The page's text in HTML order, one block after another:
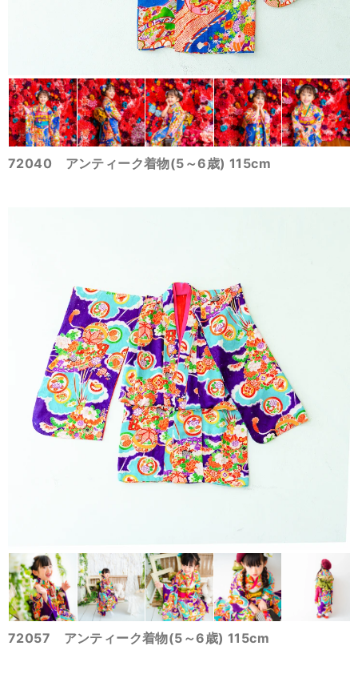
72040 アンティーク着物(5～6歳) 115cm
72057 アンティーク着物(5～6歳) 115cm